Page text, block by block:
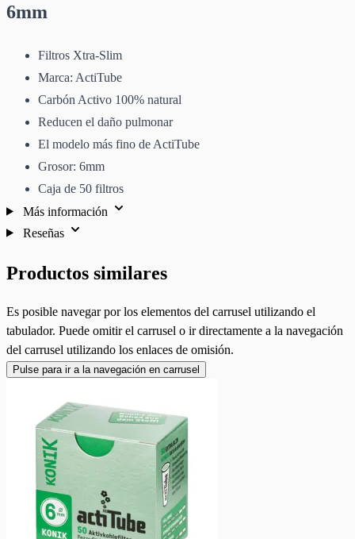
6mm
Filtros Xtra-Slim
Marca: ActiTube
Carbón Activo 100% natural
Reducen el daño pulmonar
El modelo más fino de ActiTube
Grosor: 6mm
Caja de 50 filtros
Más información
Reseñas
Productos similares
Es posible navegar por los elementos del carrusel utilizando el
tabulador. Puede omitir el carrusel o ir directamente a la navegación
del carrusel utilizando los enlaces de omisión.
Pulse para ir a la navegación en carrusel